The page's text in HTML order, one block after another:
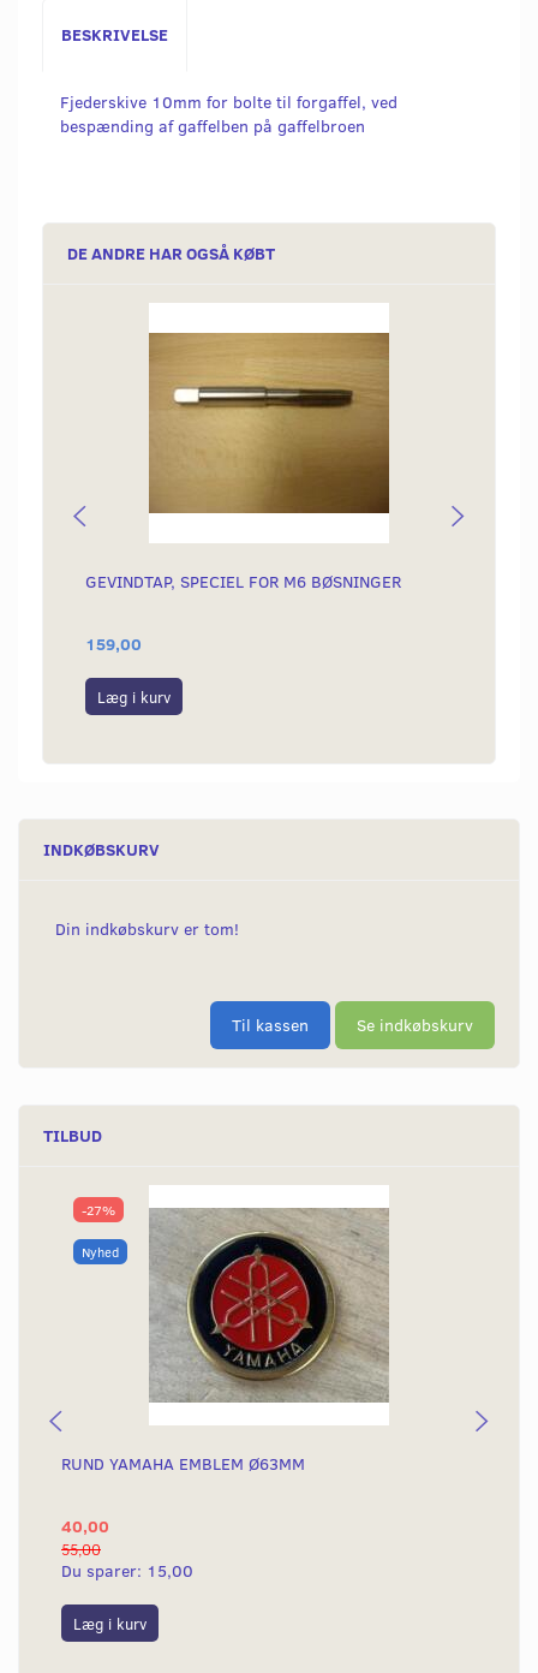
BESKRIVELSE
Fjederskive 10mm for bolte til forgaffel, ved
bespænding af gaffelben på gaffelbroen
DE ANDRE HAR OGSÅ KØBT
GEVINDTAP, SPECIEL FOR M6 BØSNINGER
159,00
Læg i kurv
INDKØBSKURV
Din indkøbskurv er tom!
Til kassen Se indkøbskurv
TILBUD
-27%
Nyhed
RUND YAMAHA EMBLEM Ø63MM
40,00
55,00
Du sparer: 15,00
Læg i kurv